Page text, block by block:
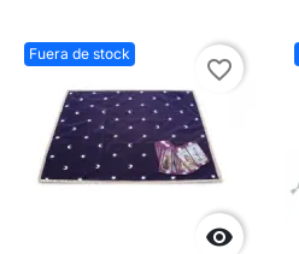
Fuera de stock

favorite_border